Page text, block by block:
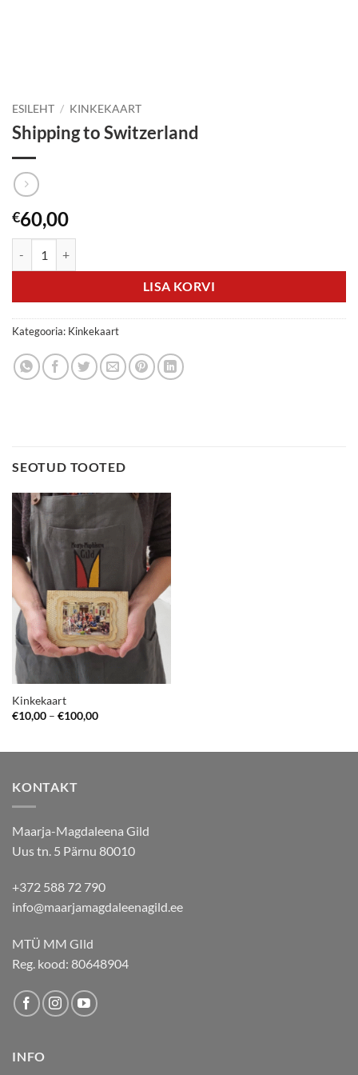
ESILEHT / KINKEKAART
Shipping to Switzerland
€60,00
LISA KORVI
Kategooria: Kinkekaart
SEOTUD TOOTED
Kinkekaart
€10,00 – €100,00Price
€100,00
KONTAKT
Maarja-Magdaleena Gild
Uus tn. 5 Pärnu 80010
+372 588 72 790
info@maarjamagdaleenagild.ee
MTÜ MM GIld
Reg. kood: 80648904
INFO